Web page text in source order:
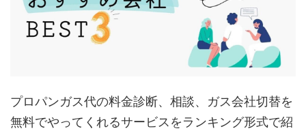
プロパンガス代の料金診断、相談、ガス会社切替を
無料でやってくれるサービスをランキング形式で紹